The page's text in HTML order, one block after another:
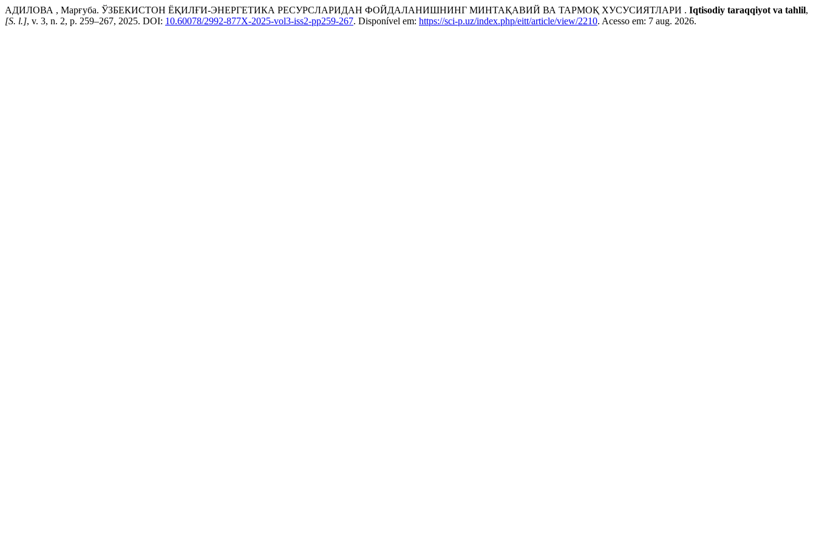
АДИЛОВА , Марғуба. ЎЗБЕКИСТОН ЁҚИЛҒИ-ЭНЕРГЕТИКА РЕСУРСЛАРИДАН ФОЙДАЛАНИШНИНГ МИНТАҚАВИЙ ВА ТАРМОҚ ХУСУСИЯТЛАРИ . Iqtisodiy taraqqiyot va tahlil,
[S. l.], v. 3, n. 2, p. 259–267, 2025. DOI: 10.60078/2992-877X-2025-vol3-iss2-pp259-267. Disponível em: https://sci-p.uz/index.php/eitt/article/view/2210. Acesso em: 7 aug. 2026.